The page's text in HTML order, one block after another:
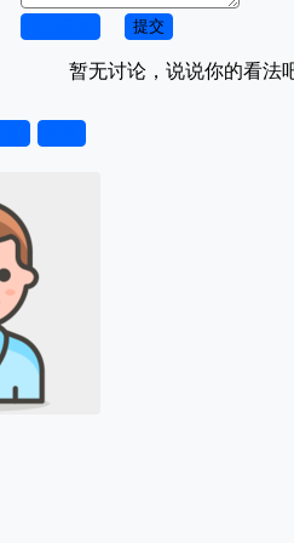
提交
暂无讨论，说说你的看法